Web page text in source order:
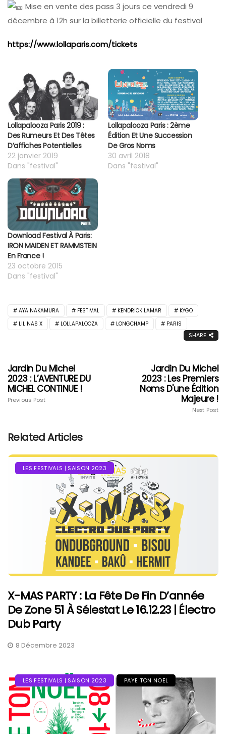
Mise en vente des pass 3 jours ce vendredi 9
décembre à 12h sur la billetterie officielle du festival
https://www.lollaparis.com/tickets
Lollapalooza Paris 2019 :
Des Rumeurs Et Des Têtes
D’affiches Potentielles
22 janvier 2019
Dans "festival"
Lollapalooza Paris : 2ème
Édition Et Une Succession
De Gros Noms
30 avril 2018
Dans "festival"
Download Festival À Paris:
IRON MAIDEN ET RAMMSTEIN
En France !
23 octobre 2015
Dans "festival"
AYA NAKAMURA FESTIVAL KENDRICK LAMAR
KYGO
LIL NAS X
LOLLAPALOOZA LONGCHAMP PARIS
SHARE
Jardin Du Michel
2023 : L’AVENTURE DU
MICHEL CONTINUE !
Previous Post
Jardin Du Michel
2023 : Les Premiers
Noms D'une Édition
Majeure !
Next Post
Related Articles
LES FESTIVALS | SAISON 2023
X-MAS PARTY : La Fête De Fin D’année
De Zone 51 À Sélestat Le 16.12.23 | Électro
Dub Party
8 Décembre 2023
LES FESTIVALS | SAISON 2023 PAYE TON NOËL